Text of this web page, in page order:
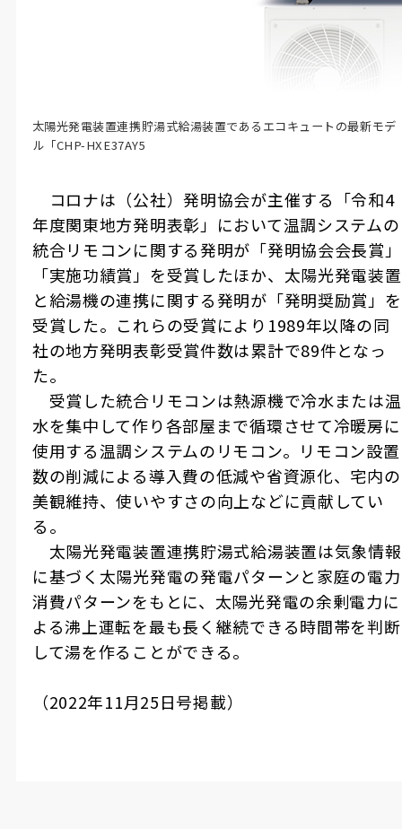
太陽光発電装置連携貯湯式給湯装置であるエコキュートの最新モデ
ル「CHP-HXE37AY5
コロナは（公社）発明協会が主催する「令和4
年度関東地方発明表彰」において温調システムの
統合リモコンに関する発明が「発明協会会長賞」
「実施功績賞」を受賞したほか、太陽光発電装置
と給湯機の連携に関する発明が「発明奨励賞」を
受賞した。これらの受賞により 1989年以降の同
社の地方発明表彰受賞件数は累計で89件となっ
た。
受賞した統合リモコンは熱源機で冷水または温
水を集中して作り各部屋まで循環させて冷暖房に
使用する温調システムのリモコン。リモコン設置
数の削減による導入費の低減や省資源化、宅内の
美観維持、使いやすさの向上などに貢献してい
る。
太陽光発電装置連携貯湯式給湯装置は気象情報
に基づく太陽光発電の発電パターンと家庭の電力
消費パターンをもとに、太陽光発電の余剰電力に
よる沸上運転を最も長く継続できる時間帯を判断
して湯を作ることができる。
（2022年11月25日号掲載）